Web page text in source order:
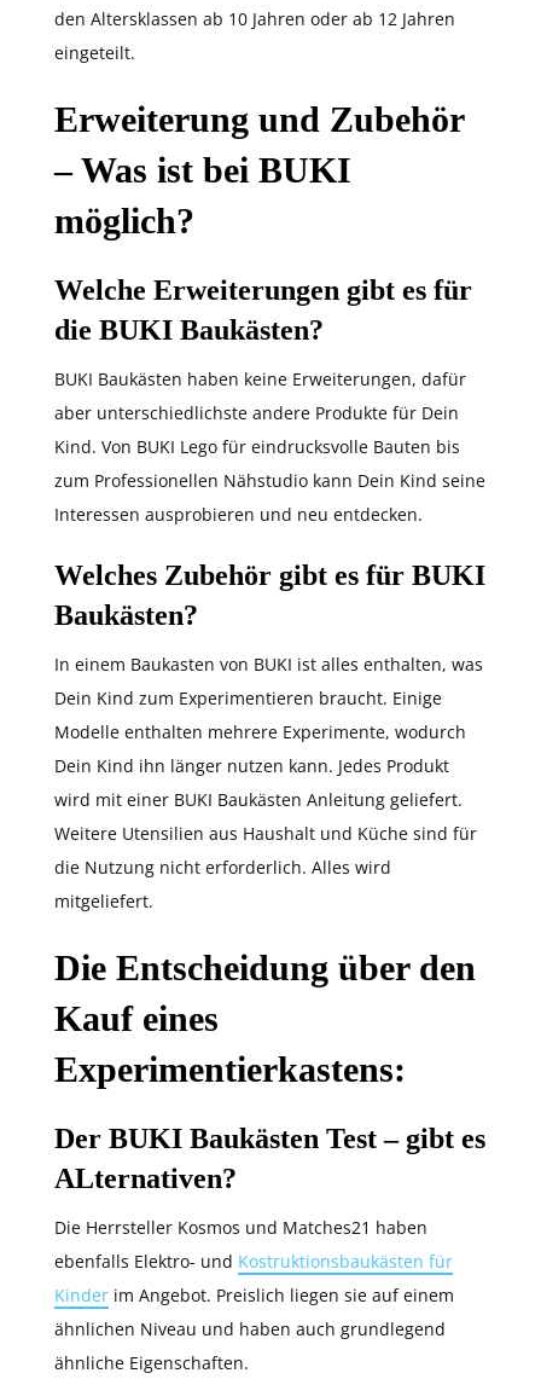
den Altersklassen ab 10 Jahren oder ab 12 Jahren
eingeteilt.
Erweiterung und Zubehör
– Was ist bei BUKI
möglich?
Welche Erweiterungen gibt es für
die BUKI Baukästen?
BUKI Baukästen haben keine Erweiterungen, dafür
aber unterschiedlichste andere Produkte für Dein
Kind. Von BUKI Lego für eindrucksvolle Bauten bis
zum Professionellen Nähstudio kann Dein Kind seine
Interessen ausprobieren und neu entdecken.
Welches Zubehör gibt es für BUKI
Baukästen?
In einem Baukasten von BUKI ist alles enthalten, was
Dein Kind zum Experimentieren braucht. Einige
Modelle enthalten mehrere Experimente, wodurch
Dein Kind ihn länger nutzen kann. Jedes Produkt
wird mit einer BUKI Baukästen Anleitung geliefert.
Weitere Utensilien aus Haushalt und Küche sind für
die Nutzung nicht erforderlich. Alles wird
mitgeliefert.
Die Entscheidung über den
Kauf eines
Experimentierkastens:
Der BUKI Baukästen Test – gibt es
ALternativen?
Die Herrsteller Kosmos und Matches21 haben
ebenfalls Elektro- und Kostruktionsbaukästen für
Kinder im Angebot. Preislich liegen sie auf einem
ähnlichen Niveau und haben auch grundlegend
ähnliche Eigenschaften.